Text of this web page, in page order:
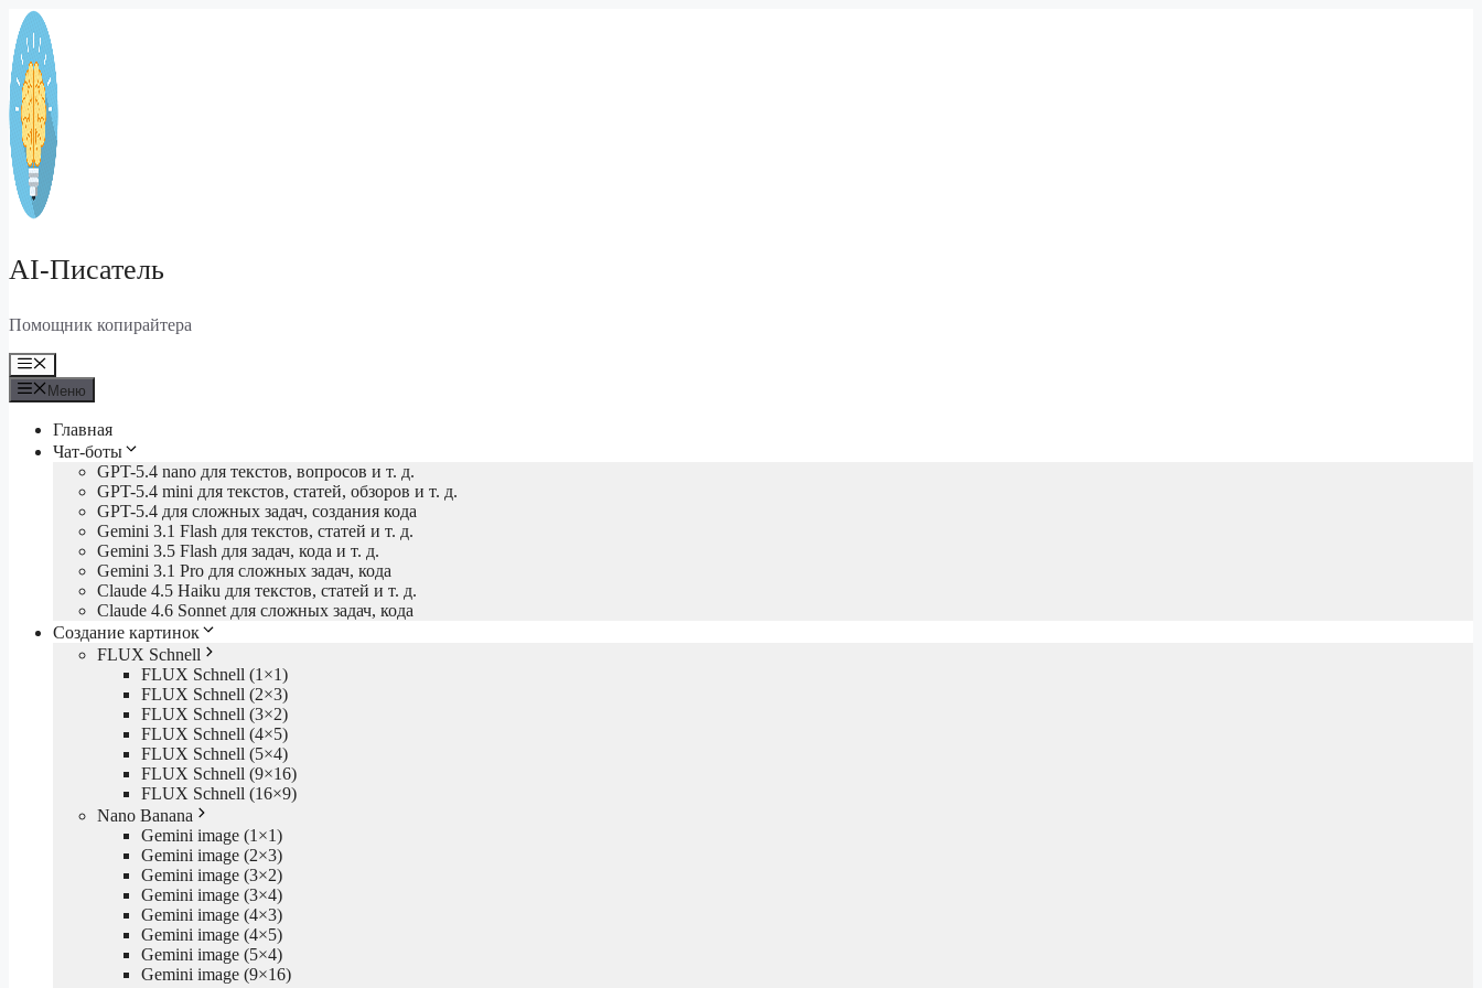
Перейти
содержимому
AI-Писатель
Помощник копирайтера
Меню
Меню
Главная
Чат-боты
GPT-5.4 nano для текстов, вопросов и т. д.
GPT-5.4 mini для текстов, статей, обзоров и т. д.
GPT-5.4 для сложных задач, создания кода
Gemini 3.1 Flash для текстов, статей и т. д.
Gemini 3.5 Flash для задач, кода и т. д.
Gemini 3.1 Pro для сложных задач, кода
Claude 4.5 Haiku для текстов, статей и т. д.
Claude 4.6 Sonnet для сложных задач, кода
Создание картинок
FLUX Schnell
FLUX Schnell (1×1)
FLUX Schnell (2×3)
FLUX Schnell (3×2)
FLUX Schnell (4×5)
FLUX Schnell (5×4)
FLUX Schnell (9×16)
FLUX Schnell (16×9)
Nano Banana
Gemini image (1×1)
Gemini image (2×3)
Gemini image (3×2)
Gemini image (3×4)
Gemini image (4×3)
Gemini image (4×5)
Gemini image (5×4)
Gemini image (9×16)